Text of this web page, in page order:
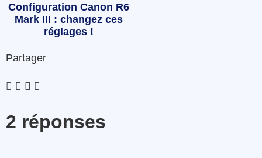
Configuration Canon R6
Mark III : changez ces
réglages !
Partager
2 réponses